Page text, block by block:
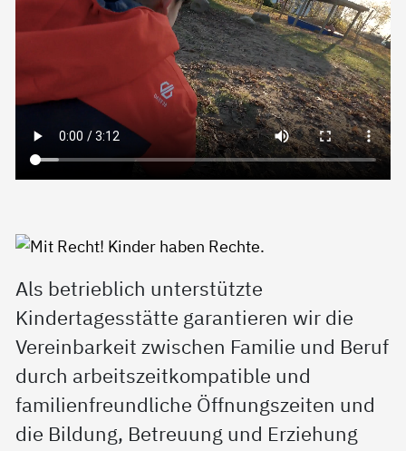
Als betrieblich unterstützte
Kindertagesstätte garantieren wir die
Vereinbarkeit zwischen Familie und Beruf
durch arbeitszeitkompatible und
familienfreundliche Öffnungszeiten und
die Bildung, Betreuung und Erziehung